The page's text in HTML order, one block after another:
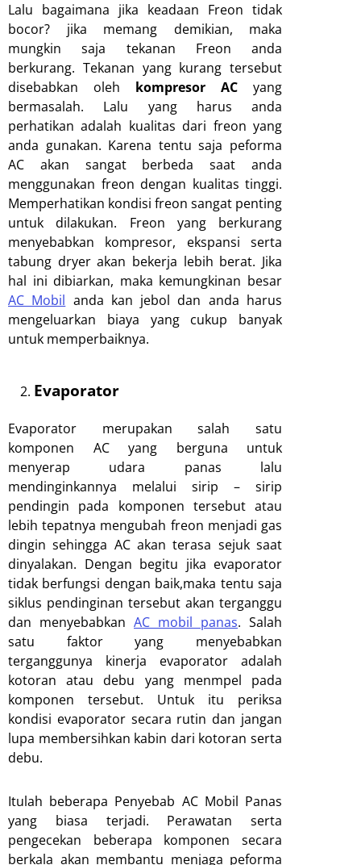
Lalu bagaimana jika keadaan Freon tidak
bocor? jika memang demikian, maka
mungkin saja tekanan Freon anda
berkurang. Tekanan yang kurang tersebut
disebabkan oleh kompresor AC yang
bermasalah. Lalu yang harus anda
perhatikan adalah kualitas dari freon yang
anda gunakan. Karena tentu saja peforma
AC akan sangat berbeda saat anda
menggunakan freon dengan kualitas tinggi.
Memperhatikan kondisi freon sangat penting
untuk dilakukan. Freon yang berkurang
menyebabkan kompresor, ekspansi serta
tabung dryer akan bekerja lebih berat. Jika
hal ini dibiarkan, maka kemungkinan besar
AC Mobil anda kan jebol dan anda harus
mengeluarkan biaya yang cukup banyak
untuk memperbaiknya.
Evaporator
Evaporator merupakan salah satu
komponen AC yang berguna untuk
menyerap udara panas lalu
mendinginkannya melalui sirip – sirip
pendingin pada komponen tersebut atau
lebih tepatnya mengubah freon menjadi gas
dingin sehingga AC akan terasa sejuk saat
dinyalakan. Dengan begitu jika evaporator
tidak berfungsi dengan baik,maka tentu saja
siklus pendinginan tersebut akan terganggu
dan menyebabkan AC mobil panas. Salah
satu faktor yang menyebabkan
terganggunya kinerja evaporator adalah
kotoran atau debu yang menmpel pada
komponen tersebut. Untuk itu periksa
kondisi evaporator secara rutin dan jangan
lupa membersihkan kabin dari kotoran serta
debu.
Itulah beberapa Penyebab AC Mobil Panas
yang biasa terjadi. Perawatan serta
pengecekan beberapa komponen secara
berkala akan membantu menjaga peforma